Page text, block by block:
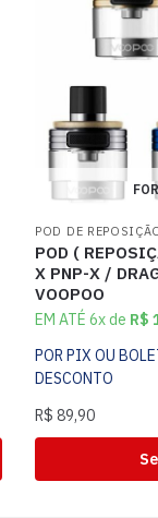
POD DE
POD (
X PNP-X /
VOOPOO
EM ATÉ 6x de R$
POR PIX OU
DESCONTO
R$ 89,90